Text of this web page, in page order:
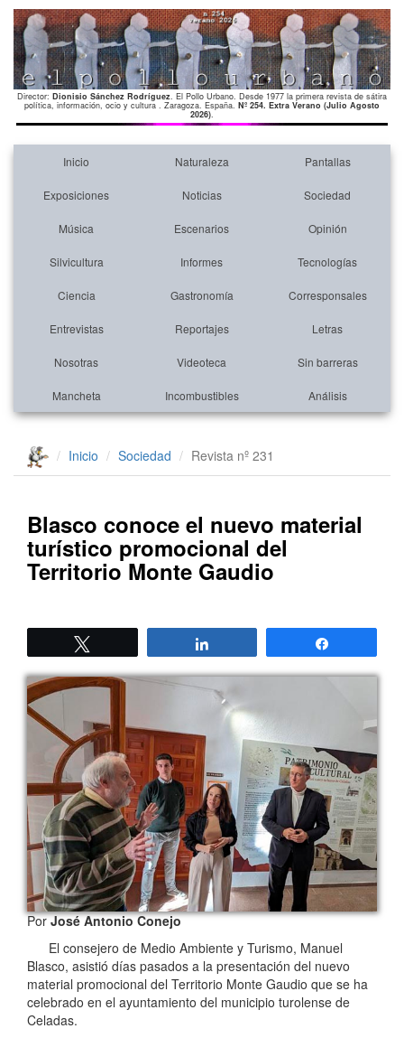
Director: Dionisio Sánchez Rodríguez. El Pollo Urbano. Desde 1977 la primera revista de sátira
política, información, ocio y cultura . Zaragoza. España. Nº 254. Extra Verano (Julio Agosto
2026).
Inicio Naturaleza Pantallas
Exposiciones Noticias Sociedad
Música Escenarios Opinión
Silvicultura Informes Tecnologías
Ciencia Gastronomía Corresponsales
Entrevistas Reportajes Letras
Nosotras Videoteca Sin barreras
Mancheta Incombustibles Análisis
Inicio Sociedad Revista nº 231
Blasco conoce el nuevo material
turístico promocional del
Territorio Monte Gaudio
PorJosé Antonio Conejo
El consejero de Medio Ambiente y Turismo, Manuel
Blasco, asistió días pasados a la presentación del nuevo
material promocional del Territorio Monte Gaudio que se ha
celebrado en el ayuntamiento del municipio turolense de
Celadas.